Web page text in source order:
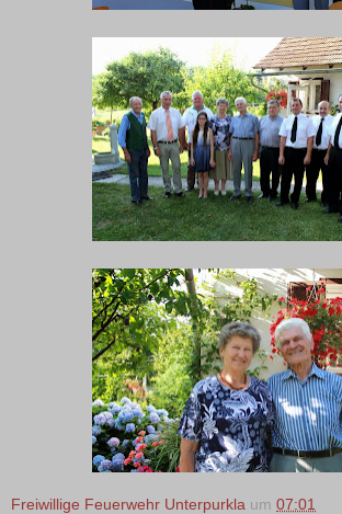
Freiwillige Feuerwehr Unterpurkla um 07:01